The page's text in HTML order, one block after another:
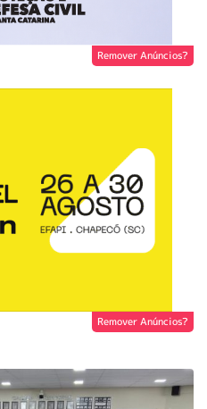
Remover Anúncios?
Remover Anúncios?